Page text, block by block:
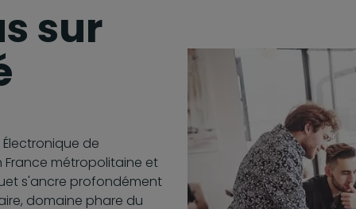
sur
de
France métropolitaine et
s'ancre profondément
domaine phare du